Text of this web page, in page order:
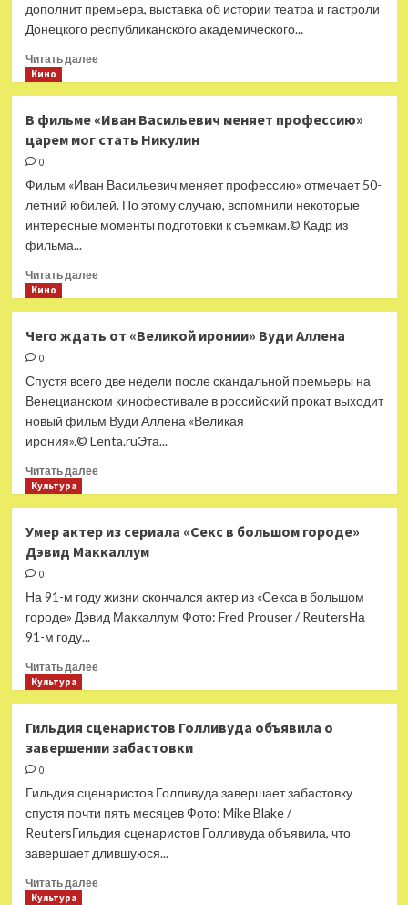
сыграют
Апексимова
дополнит премьера, выставка об истории театра и гастроли
Донецкого республиканского академического...
Читать далееПрочитать
театр
кукол
85-
Кино
В фильме «Иван Васильевич меняет профессию»
царем мог стать Никулин
0
Фильм «Иван Васильевич меняет профессию» отмечает 50-
летний юбилей. По этому случаю, вспомнили некоторые
интересные моменты подготовки к съемкам.© Кадр из
фильма...
Читать далееПрочитать
«Иван
меняет
профессию»
мог
стать
Кино
Чего ждать от «Великой иронии» Вуди Аллена
0
Спустя всего две недели после скандальной премьеры на
Венецианском кинофестивале в российский прокат выходит
новый фильм Вуди Аллена «Великая
ирония».© Lenta.ruЭта...
Читать далееПрочитать
ждать
от «Великой
Аллена
Культура
Умер актер из сериала «Секс в большом городе»
Дэвид Маккаллум
0
На 91-м году жизни скончался актер из «Секса в большом
городе» Дэвид Маккаллум Фото: Fred Prouser / ReutersНа
91-м году...
Читать далееПрочитать
актер
из
большом
городе»
Дэвид
Культура
Гильдия сценаристов Голливуда объявила о
завершении забастовки
0
Гильдия сценаристов Голливуда завершает забастовку
спустя почти пять месяцев Фото: Mike Blake /
ReutersГильдия сценаристов Голливуда объявила, что
завершает длившуюся...
Читать далееПрочитать
Культура